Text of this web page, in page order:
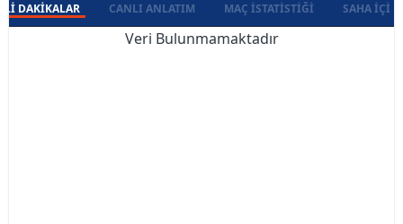
DAKIKALAR CANLI ANLATIM MAÇ İSTATISTIĞI SAHA İÇI
Veri Bulunmamaktadır